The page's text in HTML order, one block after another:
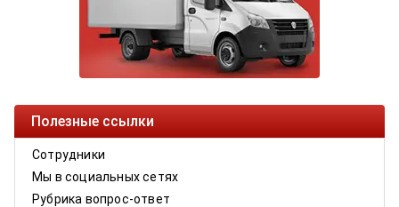
Полезные ссылки
Сотрудники
Мы в социальных сетях
Рубрика вопрос-ответ